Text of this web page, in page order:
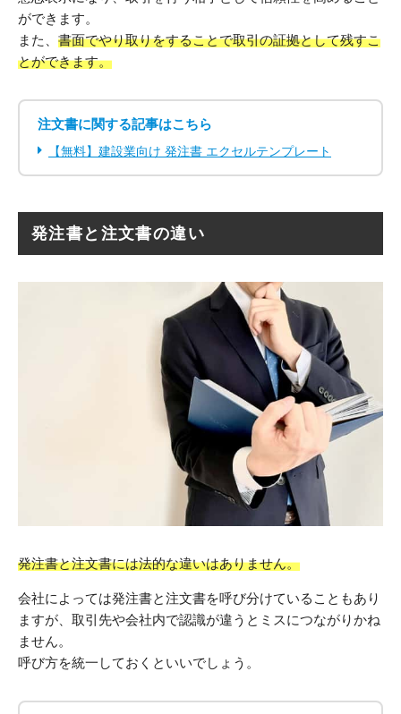
ができます。
また、 書面でやり取りをすることで取引の証拠として残すこ
とができます。
注文書に関する記事はこちら
【無料】建設業向け 発注書 エクセルテンプレート
発注書と注文書の違い
発注書と注文書には法的な違いはありません。
会社によっては発注書と注文書を呼び分けていることもあり
ますが、取引先や会社内で認識が違うとミスにつながりかね
ません。
呼び方を統一しておくといいでしょう。